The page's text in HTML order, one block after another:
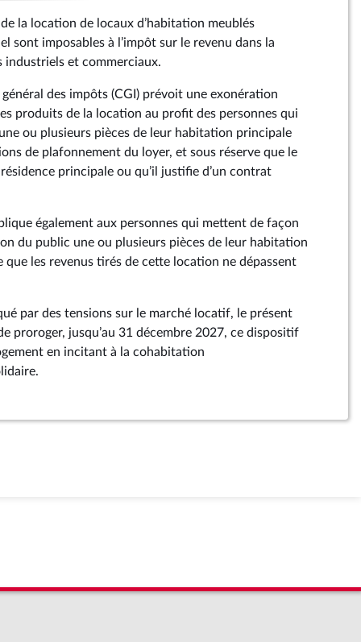
la location de locaux d’habitation meublés
sont imposables à l’impôt sur le revenu dans la
industriels et commerciaux.
général des impôts (CGI) prévoit une exonération
produits de la location au profit des personnes qui
ou plusieurs pièces de leur habitation principale
de plafonnement du loyer, et sous réserve que le
principale ou qu’il justifie d’un contrat
également aux personnes qui mettent de façon
du public une ou plusieurs pièces de leur habitation
que les revenus tirés de cette location ne dépassent
par des tensions sur le marché locatif, le présent
proroger, jusqu’au 31 décembre 2027, ce dispositif
en incitant à la cohabitation